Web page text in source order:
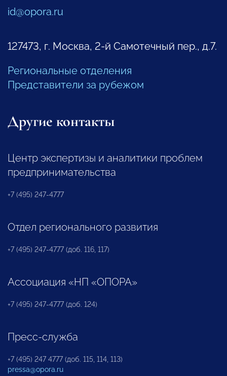
id@opora.ru
127473, г. Москва, 2-й Самотечный пер., д.7.
Региональные отделения
Представители за рубежом
Другие контакты
Центр экспертизы и аналитики проблем
предпринимательства
+7 (495) 247-4777
Отдел регионального развития
+7 (495) 247-4777 (доб. 116, 117)
Ассоциация «НП «ОПОРА»
+7 (495) 247-4777 (доб. 124)
Пресс-служба
+7 (495) 247 4777 (доб. 115, 114, 113)
pressa@opora.ru